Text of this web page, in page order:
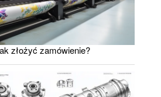
złożyć zamówienie?